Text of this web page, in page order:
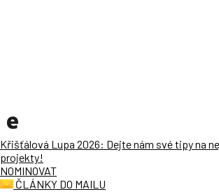
Křišťálová Lupa 2026: Dejte nám své tipy na
projekty!
NOMINOVAT
ČLÁNKY DO MAILU